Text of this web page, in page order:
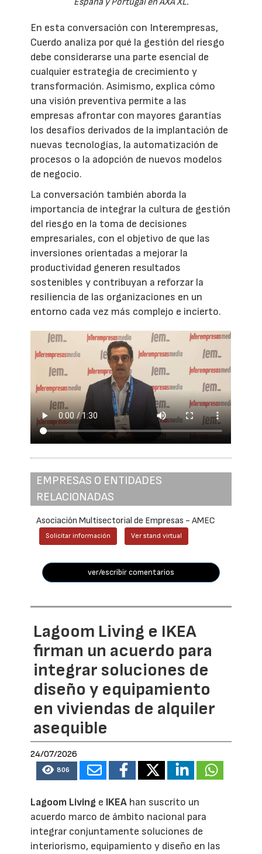
En esta conversación con Interempresas,
Cuerdo analiza por qué la gestión del riesgo
debe considerarse una parte esencial de
cualquier estrategia de crecimiento y
transformación. Asimismo, explica cómo
una visión preventiva permite a las
empresas afrontar con mayores garantías
los desafíos derivados de la implantación de
nuevas tecnologías, la automatización de
procesos o la adopción de nuevos modelos
de negocio.
La conversación también aborda la
importancia de integrar la cultura de gestión
del riesgo en la toma de decisiones
empresariales, con el objetivo de que las
inversiones orientadas a mejorar la
productividad generen resultados
sostenibles y contribuyan a reforzar la
resiliencia de las organizaciones en un
entorno cada vez más complejo e incierto.
EMPRESAS O ENTIDADES
RELACIONADAS
Asociación Multisectorial de Empresas - AMEC
Solicitar información Ver stand virtual
ver/escribir comentarios
Lagoom Living e IKEA
firman un acuerdo para
integrar soluciones de
diseño y equipamiento
en viviendas de alquiler
asequible
24/07/2026
806
Lagoom Living e IKEA han suscrito un
acuerdo marco de ámbito nacional para
integrar conjuntamente soluciones de
interiorismo, equipamiento y diseño en las